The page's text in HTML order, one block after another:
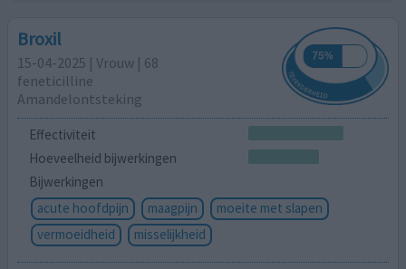
Broxil
15-04-2025 | Vrouw | 68
feneticilline
Amandelontsteking
Effectiviteit
Hoeveelheid bijwerkingen
Bijwerkingen
acute hoofdpijn
maagpijn
moeite met slapen
vermoeidheid
misselijkheid